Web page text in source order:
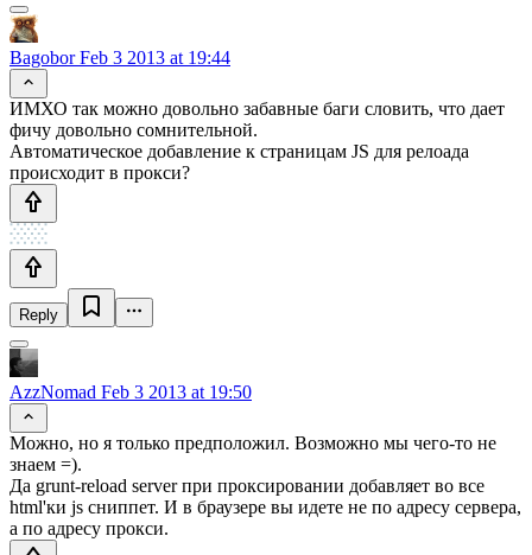
BagoborFeb 3 2013 at 19:44
ИМХО так можно довольно забавные баги словить, что дает
фичу довольно сомнительной.
Автоматическое добавление к страницам JS для релоада
происходит в прокси?
Reply
AzzNomad Feb 3 2013 at 19:50
Можно, но я только предположил. Возможно мы чего-то не
знаем =).
Да grunt-reload server при проксировании добавляет во все
html'ки js сниппет. И в браузере вы идете не по адресу сервера,
а по адресу прокси.